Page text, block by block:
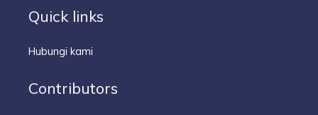
Quick links
Hubungi kami
Contributors